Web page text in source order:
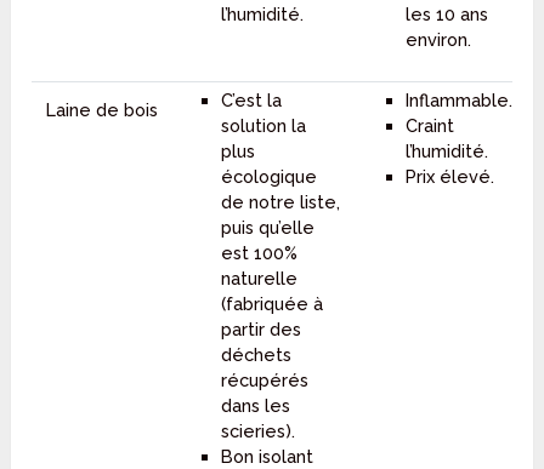
l’humidité.
les 10 ans
environ.
Laine de bois
C’est la
solution la
plus
écologique
de notre liste,
puis qu’elle
est 100%
naturelle
(fabriquée à
partir des
déchets
récupérés
dans les
scieries).
Bon isolant
Inflammable.
Craint
l’humidité.
Prix élevé.